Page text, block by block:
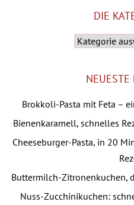
DIE
NEUESTE
Brokkoli-Pasta mit Feta –
Bienenkaramell, schnelles
Cheeseburger-Pasta, in 20
Buttermilch-Zitronenkuchen,
Nuss-Zucchinikuchen: